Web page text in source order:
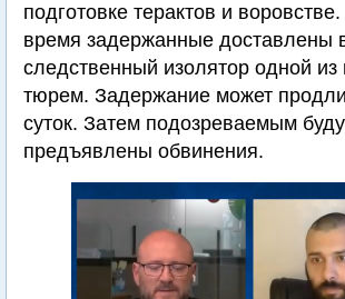
подготовке терактов и
время задержанные доставлены
следственный изолятор одной из
тюрем. Задержание может
суток. Затем подозреваемым
предъявлены обвинения.